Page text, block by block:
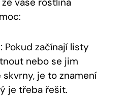
: Pokud začínají listy
nebo se jim
je to znamení
je třeba řešit.